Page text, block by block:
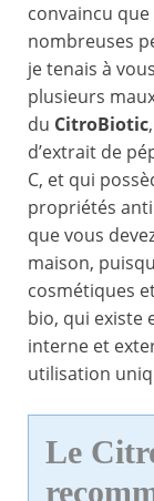
convaincu
nombreuses
je tenais à
plusieurs
du CitroBiotic
d’extrait de
C, et qui
propriétés
que vous
maison,
cosmétiques
bio, qui existe
interne et
utilisation
Le